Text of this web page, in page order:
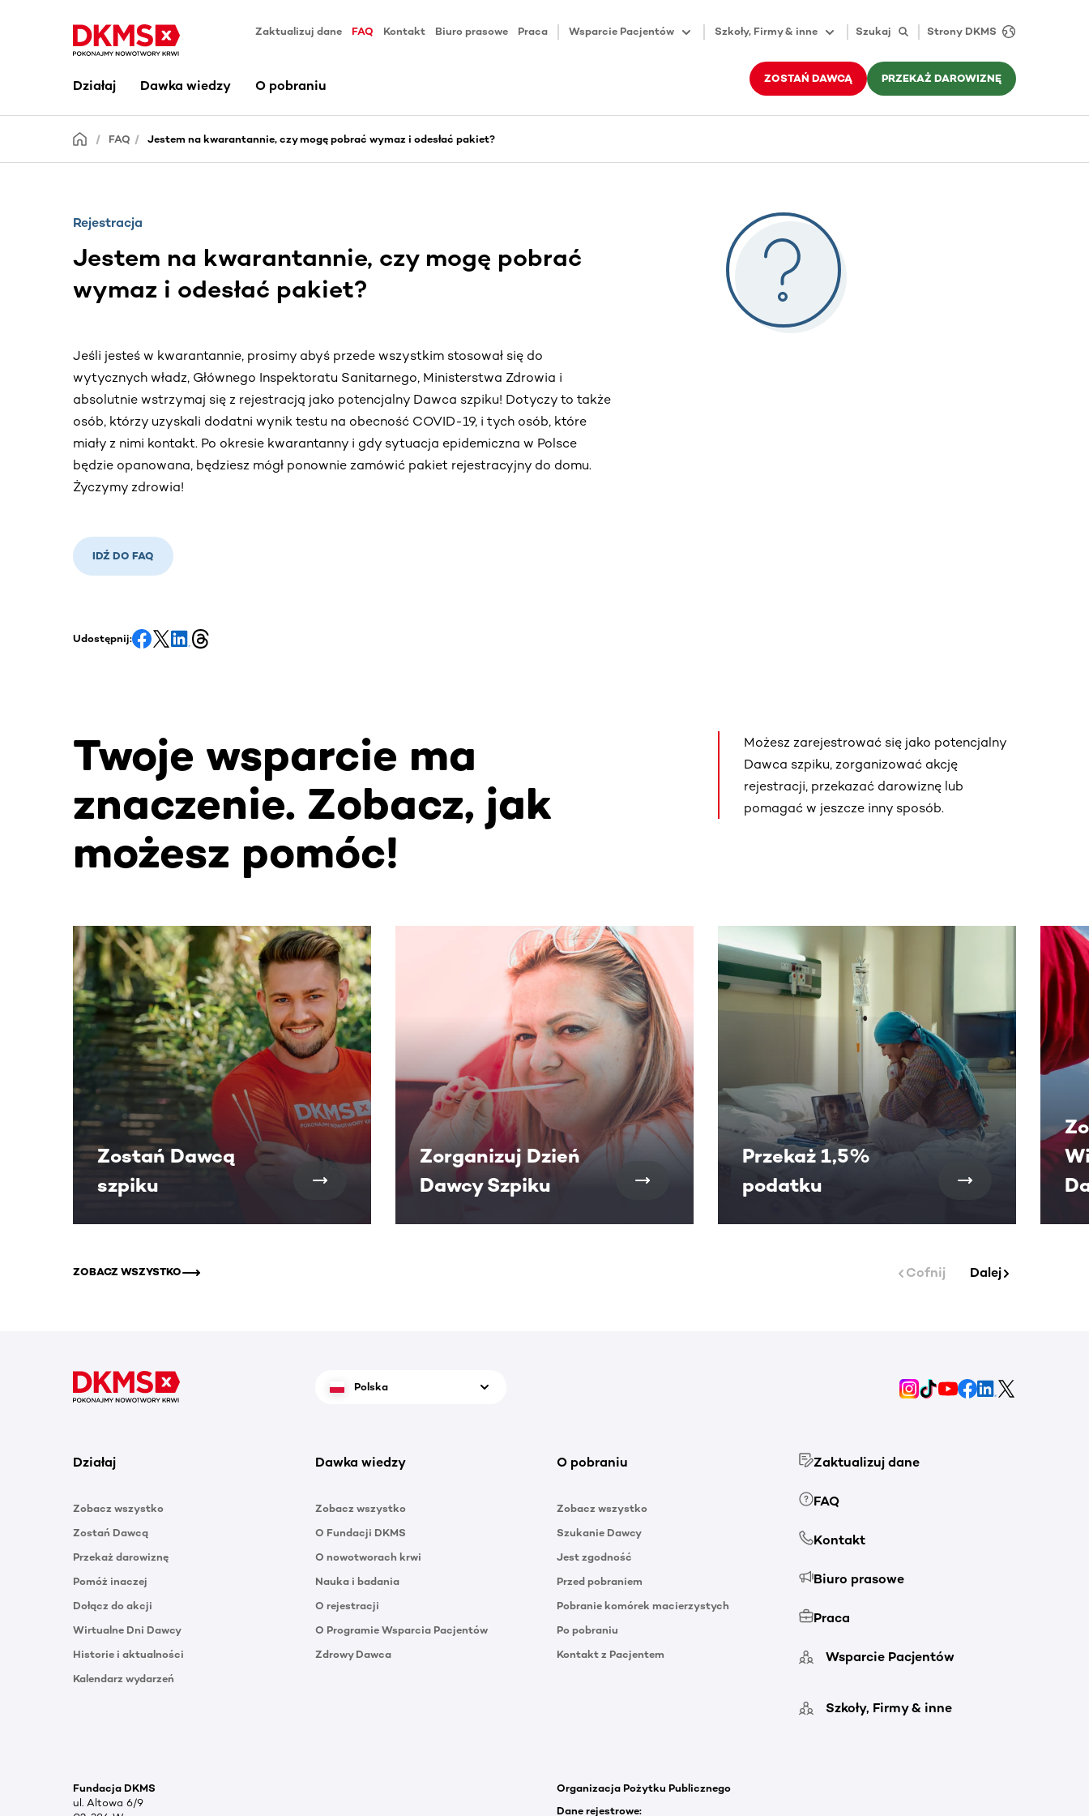
Zaktualizuj dane FAQ Kontakt Biuro prasowe Praca Wsparcie Pacjentów Szkoły, Firmy & inne Szukaj Strony DKMS
Działaj Dawka wiedzy O pobraniu ZOSTAŃ DAWCĄ PRZEKAŻ DAROWIZNĘ
FAQ Jestem na kwarantannie, czy mogę pobrać wymaz i odesłać pakiet?
Rejestracja
Jestem na kwarantannie, czy mogę pobrać
wymaz i odesłać pakiet?
Jeśli jesteś w kwarantannie, prosimy abyś przede wszystkim stosował się do
wytycznych władz, Głównego Inspektoratu Sanitarnego, Ministerstwa Zdrowia i
absolutnie wstrzymaj się z rejestracją jako potencjalny Dawca szpiku! Dotyczy to także
osób, którzy uzyskali dodatni wynik testu na obecność COVID-19, i tych osób, które
miały z nimi kontakt. Po okresie kwarantanny i gdy sytuacja epidemiczna w Polsce
będzie opanowana, będziesz mógł ponownie zamówić pakiet rejestracyjny do domu.
Życzymy zdrowia!
IDŹ DO FAQ
Udostępnij:
Twoje wsparcie ma
znaczenie. Zobacz, jak
możesz pomóc!
Możesz zarejestrować się jako potencjalny
Dawca szpiku, zorganizować akcję
rejestracji, przekazać darowiznę lub
pomagać w jeszcze inny sposób.
Ta sekcja zawiera treści przewijane w poziomie. Użyj klawisza Tab lub przesuń palcem, aby zobaczyć więcej.
Zostań Dawcą
szpiku
Zorganizuj Dzień
Dawcy Szpiku
Przekaż 1,5%
podatku
ZOBACZ WSZYSTKO Cofnij Dalej
Polska
Działaj
Zobacz wszystko
Zostań Dawcą
Przekaż darowiznę
Pomóż inaczej
Dołącz do akcji
Wirtualne Dni Dawcy
Historie i aktualności
Kalendarz wydarzeń
Dawka wiedzy
Zobacz wszystko
O Fundacji DKMS
O nowotworach krwi
Nauka i badania
O rejestracji
O Programie Wsparcia Pacjentów
Zdrowy Dawca
O pobraniu
Zobacz wszystko
Szukanie Dawcy
Jest zgodność
Przed pobraniem
Pobranie komórek macierzystych
Po pobraniu
Kontakt z Pacjentem
Zaktualizuj dane
FAQ
Kontakt
Biuro prasowe
Praca
Wsparcie Pacjentów
Szkoły, Firmy & inne
Fundacja DKMS
ul. Altowa 6/9
Organizacja Pożytku Publicznego
Dane rejestrowe: